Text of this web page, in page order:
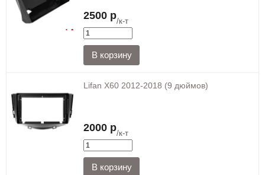
2500 р/к-т
Lifan X60 2012-2018 (9 дюймов)
2000 р/к-т